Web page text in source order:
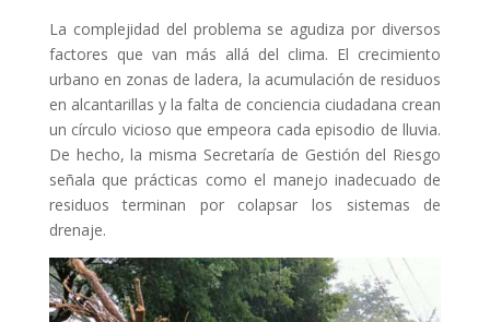
La complejidad del problema se agudiza por diversos
factores que van más allá del clima. El crecimiento
urbano en zonas de ladera, la acumulación de residuos
en alcantarillas y la falta de conciencia ciudadana crean
un círculo vicioso que empeora cada episodio de lluvia.
De hecho, la misma Secretaría de Gestión del Riesgo
señala que prácticas como el manejo inadecuado de
residuos terminan por colapsar los sistemas de
drenaje.